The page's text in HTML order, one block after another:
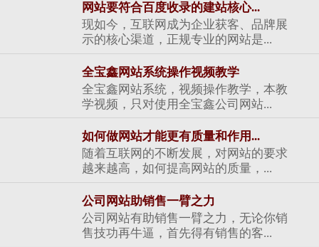
网站要符合百度收录的建站核心...
现如今，互联网成为企业获客、品牌展
示的核心渠道，正规专业的网站是...
全宝鑫网站系统操作视频教学
全宝鑫网站系统，视频操作教学，本教
学视频，只对使用全宝鑫公司网站...
如何做网站才能更有质量和作用...
随着互联网的不断发展，对网站的要求
越来越高，如何提高网站的质量，...
公司网站助销售一臂之力
公司网站有助销售一臂之力，无论你销
售技功再牛逼，首先得有销售的客...